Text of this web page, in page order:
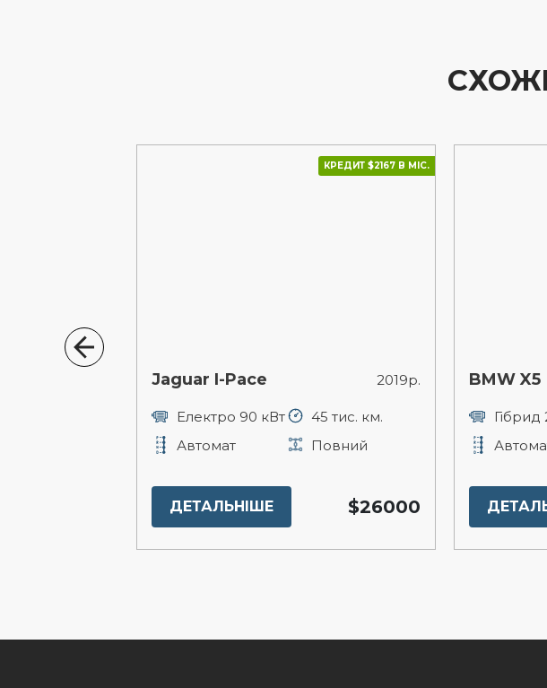
КРЕДИТ $2167 В МІС.
Jaguar I-Pace 2019р.
Електро 90 кВт
45 тис. км.
Автомат
Повний
ДЕТАЛЬНІШЕ $26000
BMW X5
Гібрид